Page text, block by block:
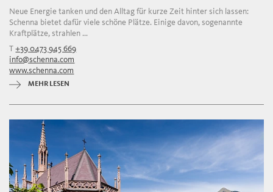
Neue Energie tanken und den Alltag für kurze Zeit hinter sich lassen:
Schenna bietet dafür viele schöne Plätze. Einige davon, sogenannte
Kraftplätze, strahlen ...
T+39 0473 945 669
info@schenna.com
www.schenna.com
MEHR LESEN